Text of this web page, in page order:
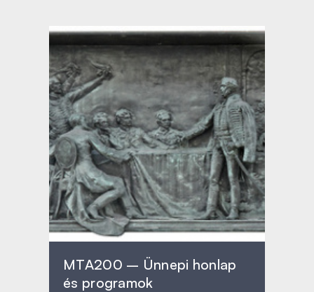
MTA200 – Ünnepi honlap
és programok